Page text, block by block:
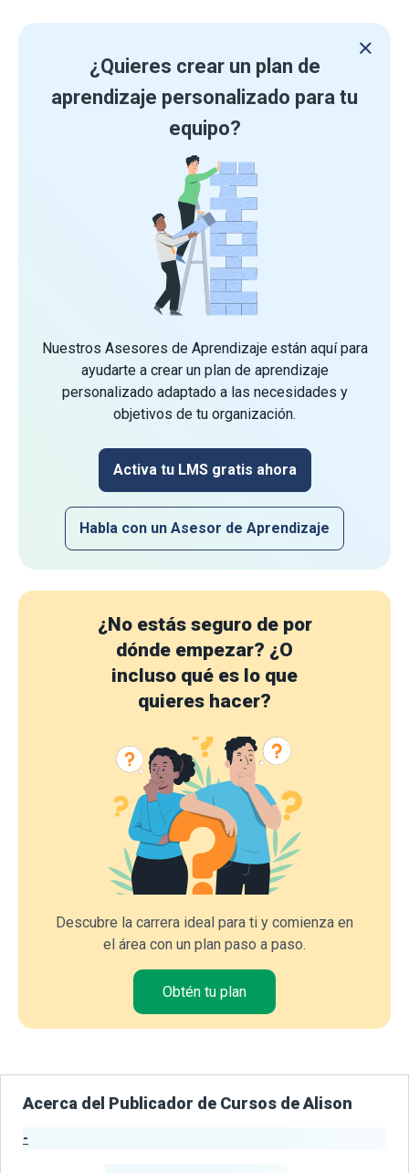
¿Quieres crear un plan de
aprendizaje personalizado para tu
equipo?
Nuestros Asesores de Aprendizaje están aquí para
ayudarte a crear un plan de aprendizaje
personalizado adaptado a las necesidades y
objetivos de tu organización.
Activa tu LMS gratis ahora
Habla con un Asesor de Aprendizaje
¿No estás seguro de por
dónde empezar? ¿O
incluso qué es lo que
quieres hacer?
Descubre la carrera ideal para ti y comienza en
el área con un plan paso a paso.
Obtén tu plan
Acerca del Publicador de Cursos de Alison
-